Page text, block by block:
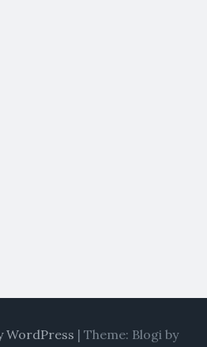
WordPress | Theme: Blogi by